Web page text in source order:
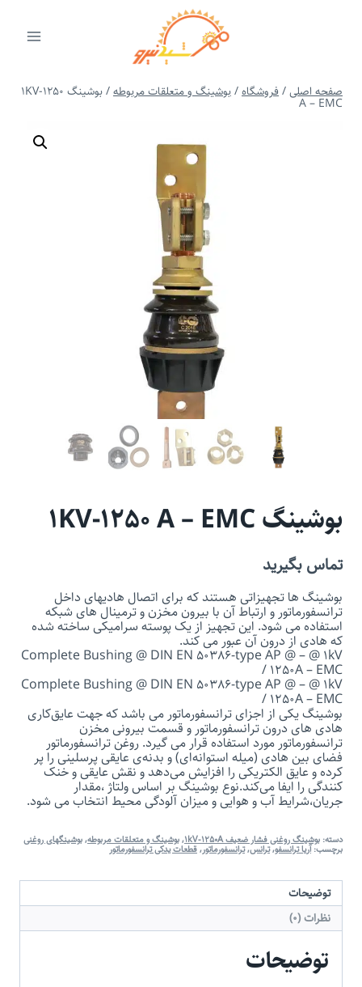
صفحه اصلی/فروشگاه/بوشینگ و متعلقات مربوطه/ بوشینگ 1KV-1250
A – EMC
بوشینگ 1KV-1250 A – EMC
تماس بگیرید
بوشینگ ها تجهیزاتی هستند که برای اتصال هادیهای داخل
ترانسفورماتور و ارتباط آن با بیرون مخزن و ترمینال های شبکه
استفاده می شود. این تجهیز از یک پوسته سرامیکی ساخته شده
که هادی از درون آن عبور می کند.
Complete Bushing @ DIN EN 50386-type AP @ – @ 1kV
/ 1250A – EMC
Complete Bushing @ DIN EN 50386-type AP @ – @ 1kV
/ 1250A – EMC
بوشینگ یکی از اجزای ترانسفورماتور می باشد که جهت عایق‌کاری
هادی ‌های درون ترانسفورماتور و قسمت بیرونی مخزن
ترانسفورماتور مورد استفاده قرار می گیرد. روغن ترانسفورماتور
فضای بین هادی (میله استوانه‌ای) و بدنه‌ی عایقی پرسلینی را پر
کرده و عایق الکتریکی را افزایش می‌دهد و نقش عایقی و خنک
کنندگی را ایفا می‌کند.نوع بوشینگ بر اساس ولتاژ ،مقدار
جریان،شرایط آب و هوایی و میزان آلودگی محیط انتخاب می شود.
دسته: بوشینگ روغنی فشار ضعیف 1kV-1250A ,بوشینگ و متعلقات مربوطه,بوشینگهای روغنی
برچسب:آریا ترانسفو,ترانس,ترانسفورماتور,قطعات یدکی ترانسفورماتور
توضیحات
نظرات (0)
توضیحات